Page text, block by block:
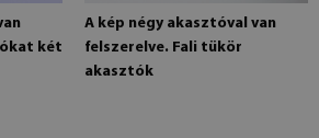
két
A kép négy akasztóval van
felszerelve. Fali tükör
akasztók